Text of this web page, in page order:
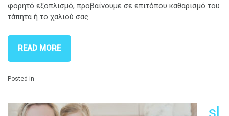
φορητό εξοπλισμό, προβαίνουμε σε επιτόπου καθαρισμό του
τάπητα ή το χαλιού σας.
READ MORE
Posted in
sl